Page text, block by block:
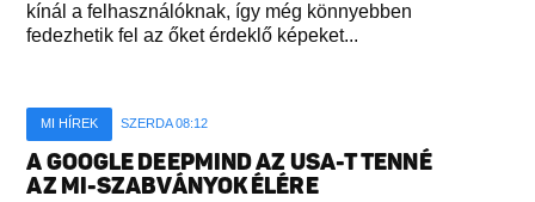
kínál a felhasználóknak, így még könnyebben
fedezhetik fel az őket érdeklő képeket...
MI HÍREK SZERDA 08:12
A GOOGLE DEEPMIND AZ USA-T TENNÉ
AZ MI-SZABVÁNYOK ÉLÉRE